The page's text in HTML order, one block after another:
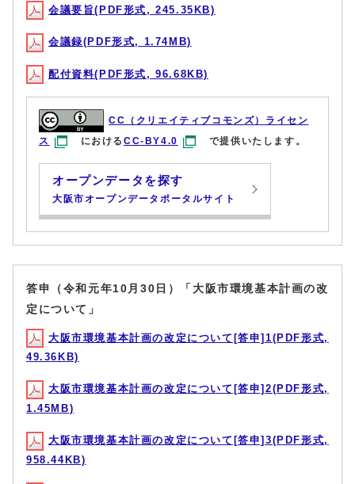
会議要旨(PDF形式, 245.35KB)
会議録(PDF形式, 1.74MB)
配付資料(PDF形式, 96.68KB)
CC（クリエイティブコモンズ）ライセン
ス
におけるCC-BY4.0 で提供いたします。
オープンデータを探す
大阪市オープンデータポータルサイト
答申（令和元年10月30日）「大阪市環境基本計画の改
定について」
大阪市環境基本計画の改定について[答申]1(PDF形式,
49.36KB)
大阪市環境基本計画の改定について[答申]2(PDF形式,
1.45MB)
大阪市環境基本計画の改定について[答申]3(PDF形式,
958.44KB)